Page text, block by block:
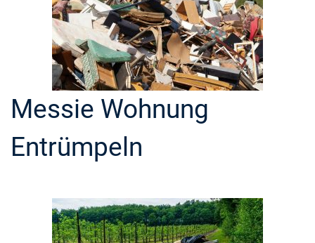
Messie Wohnung
Entrümpeln